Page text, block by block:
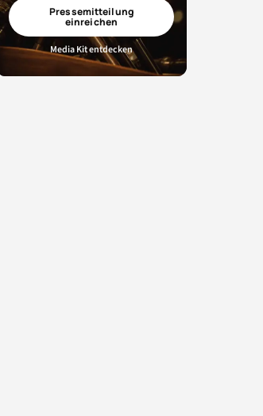
Pressemitteilung
einreichen
Media Kit entdecken